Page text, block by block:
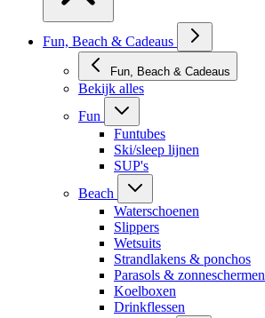
Fun, Beach & Cadeaus
Fun, Beach & Cadeaus
Bekijk alles
Fun
Funtubes
Ski/sleep lijnen
SUP's
Beach
Waterschoenen
Slippers
Wetsuits
Strandlakens & ponchos
Parasols & zonneschermen
Koelboxen
Drinkflessen